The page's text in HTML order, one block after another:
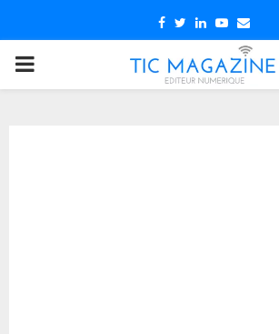
Facebook
TwitterLinkedin
Youtube
Email
PRIMARY